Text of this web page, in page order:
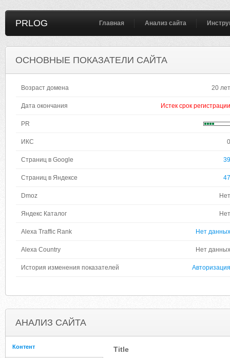
PRLOG Главная Анализ сайта
ОСНОВНЫЕ ПОКАЗАТЕЛИ САЙТА
Возраст домена 20 лет
Дата окончания Истек срок регистрации
PR
ИКС 0
Страниц в Google 39
Страниц в Яндексе 47
Dmoz Нет
Яндекс Каталог Нет
Alexa Traffic Rank Нет данных
Alexa Country Нет данных
История изменения показателей Авторизация
АНАЛИЗ САЙТА
Контент Title